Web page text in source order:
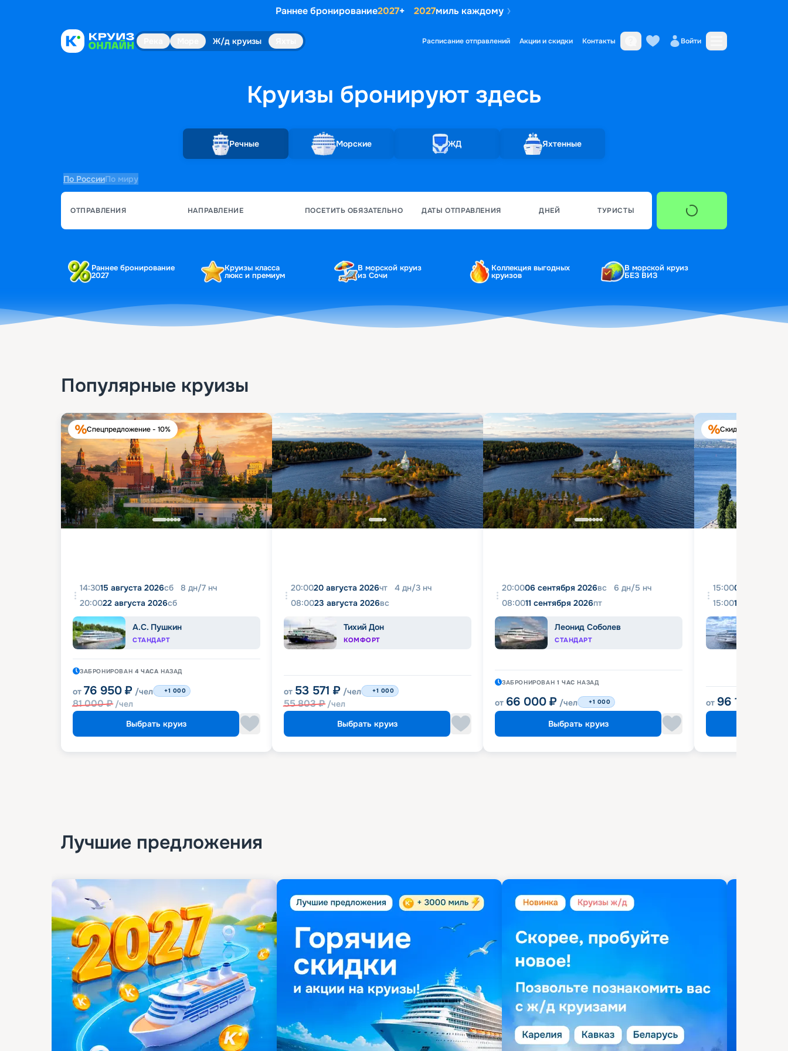
Раннее бронирование2027+ 2027миль каждому
Ж/д круизы Расписание отправлений Акции и скидки Контакты Войти
Круизы бронируютздесь
Речные Морские ЖД Яхтенные
По РоссииПо миру
ОТПРАВЛЕНИЯ НАПРАВЛЕНИЕ ПОСЕТИТЬ ОБЯЗАТЕЛЬНО ДАТЫ ОТПРАВЛЕНИЯ ДНЕЙ ТУРИСТЫ
Раннее бронирование
2027
Круизы класса
люкс и премиум
В морской круиз
из Сочи
Коллекция выгодных
круизов
В морской круиз
БЕЗ ВИЗ
Популярные круизы
Спецпредложение - 10%
14:3015 августа 2026сб 8 дн/7 нч
20:0022 августа 2026сб
А.С. Пушкин
СТАНДАРТ
ЗАБРОНИРОВАН 4 ЧАСА НАЗАД
от 76 950 ₽ /чел
81 000₽ /чел
+1 000
Выбрать круиз
20:0020 августа 2026чт 4 дн/3 нч
08:0023 августа 2026вс
Тихий Дон
КОМФОРТ
от 53 571 ₽ /чел
55 803₽ /чел
+1 000
Выбрать круиз
20:0006 сентября 2026вс 6 дн/5 нч
08:0011 сентября 2026пт
Леонид Соболев
СТАНДАРТ
ЗАБРОНИРОВАН 1 ЧАС НАЗАД
от 66 000 ₽ /чел +1 000
Выбрать круиз
Скидка на круиз
15:0008 августа
15:0018 августа
от 96 120
Лучшие предложения